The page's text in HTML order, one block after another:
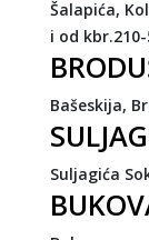
Šalapića,
i od
Bašeskija,
Suljagića